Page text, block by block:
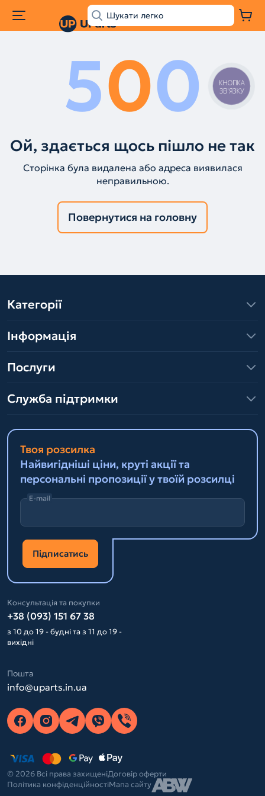
500
Ой, здається щось пішло не так
Сторінка була видалена або адреса виявилася
неправильною.
Повернутися на головну
Категорії
Інформація
Послуги
Служба підтримки
Твоя розсилка
Найвигідніші ціни, круті акції та
персональні пропозиції у твоїй розсилці
E-mail
Підписатись
Консультація та покупки
+38 (093) 151 67 38
з 10 до 19 - будні та з 11 до 19 -
вихідні
Пошта
info@uparts.in.ua
© 2026 Всі права захищеніДоговір оферти
Політика конфіденційностіМапа сайту
КНОПКА
ЗВ'ЯЗКУ